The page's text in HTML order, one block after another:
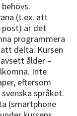
(t.ex. att
post) är det
programmera
delta. Kursen
ålder –
Inte
eftersom
språket.
(smartphone